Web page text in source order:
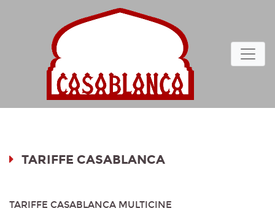
TARIFFE CASABLANCA
TARIFFE CASABLANCA MULTICINE